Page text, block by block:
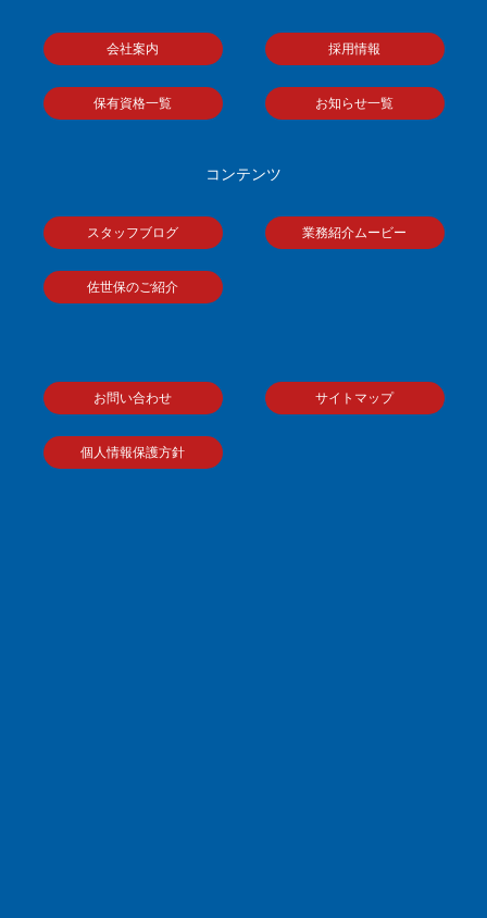
会社案内 採用情報
保有資格一覧 お知らせ一覧
コンテンツ
スタッフブログ 業務紹介ムービー
佐世保のご紹介
お問い合わせ サイトマップ
個人情報保護方針